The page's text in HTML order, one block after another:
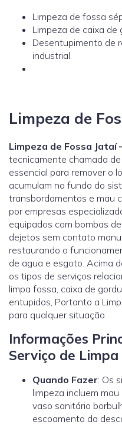
Limpeza de fossa
Limpeza de caixa de
Desentupimento de
industrial.
Limpeza de
Limpeza de Fossa Jataí
tecnicamente chamada
essencial para remover o
acumulam no fundo do
transbordamentos e mau
por empresas
equipados com bombas
dejetos sem contato
restaurando o
de agua e esgoto. Acima
os tipos de serviços
limpa fossa, caixa de
entupidos, Portanto a
para qualquer situação.
Informações
Serviço de
Quando Fazer: Os
limpeza incluem
vaso sanitário
escoamento da